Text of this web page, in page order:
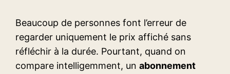
Beaucoup de personnes font l’erreur de
regarder uniquement le prix affiché sans
réfléchir à la durée. Pourtant, quand on
compare intelligemment, unabonnement